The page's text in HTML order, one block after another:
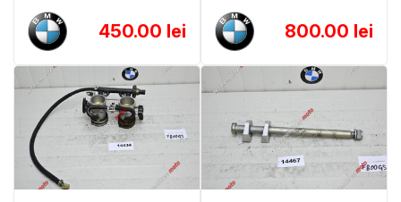
450.00 lei 800.00 lei